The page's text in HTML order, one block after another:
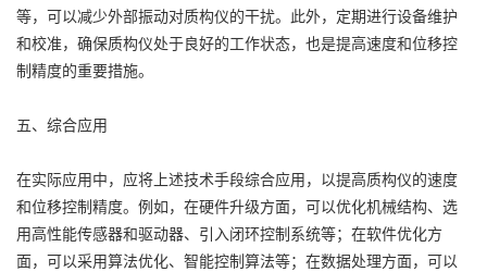
等，可以减少外部振动对质构仪的干扰。此外，定期进行设备维护
和校准，确保质构仪处于良好的工作状态，也是提高速度和位移控
制精度的重要措施。
五、综合应用
在实际应用中，应将上述技术手段综合应用，以提高质构仪的速度
和位移控制精度。例如，在硬件升级方面，可以优化机械结构、选
用高性能传感器和驱动器、引入闭环控制系统等；在软件优化方
面，可以采用算法优化、智能控制算法等；在数据处理方面，可以